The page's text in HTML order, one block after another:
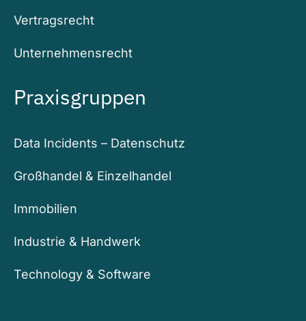
Vertragsrecht
Unternehmensrecht
Praxisgruppen
Data Incidents – Datenschutz
Großhandel & Einzelhandel
Immobilien
Industrie & Handwerk
Technology & Software